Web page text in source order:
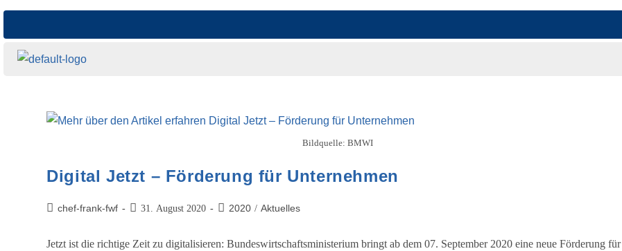
Bildquelle: BMWI
Digital Jetzt – Förderung für Unternehmen
chef-frank-fwf 31. August 2020 2020 / Aktuelles
Jetzt ist die richtige Zeit zu digitalisieren: Bundeswirtschaftsministerium bringt ab dem 07. September 2020 eine neue Förderung für